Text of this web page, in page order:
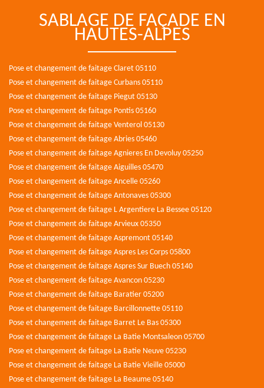
SABLAGE DE FAÇADE EN
HAUTES-ALPES
Pose et changement de faitage Claret 05110
Pose et changement de faitage Curbans 05110
Pose et changement de faitage Piegut 05130
Pose et changement de faitage Pontis 05160
Pose et changement de faitage Venterol 05130
Pose et changement de faitage Abries 05460
Pose et changement de faitage Agnieres En Devoluy 05250
Pose et changement de faitage Aiguilles 05470
Pose et changement de faitage Ancelle 05260
Pose et changement de faitage Antonaves 05300
Pose et changement de faitage L Argentiere La Bessee 05120
Pose et changement de faitage Arvieux 05350
Pose et changement de faitage Aspremont 05140
Pose et changement de faitage Aspres Les Corps 05800
Pose et changement de faitage Aspres Sur Buech 05140
Pose et changement de faitage Avancon 05230
Pose et changement de faitage Baratier 05200
Pose et changement de faitage Barcillonnette 05110
Pose et changement de faitage Barret Le Bas 05300
Pose et changement de faitage La Batie Montsaleon 05700
Pose et changement de faitage La Batie Neuve 05230
Pose et changement de faitage La Batie Vieille 05000
Pose et changement de faitage La Beaume 05140